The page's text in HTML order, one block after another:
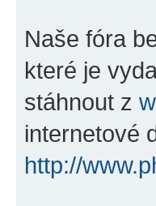
Naše fóra
které je
stáhnout z
internetové
http://